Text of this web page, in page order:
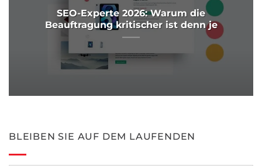
SEO-Experte 2026: Warum die
Beauftragung kritischer ist denn je
BLEIBEN SIE AUF DEM LAUFENDEN